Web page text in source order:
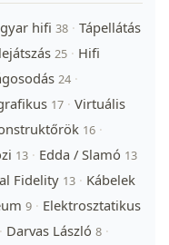
hifi 38 · Tápellátás
25 · Hifi
24 ·
17 · Virtuális
16 ·
13 · Edda / Slamó 13
Fidelity 13 · Kábelek
9 · Elektrosztatikus
· Darvas László 8 ·